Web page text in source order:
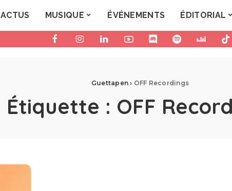
ACTUS MUSIQUE ÉVÉNEMENTS ÉDITORIAL
Guettapen › OFF Recordings
Étiquette : OFF